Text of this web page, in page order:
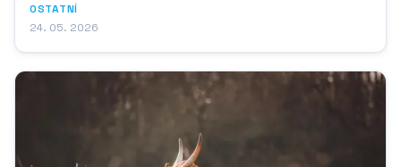
OSTATNÍ
24. 05. 2026